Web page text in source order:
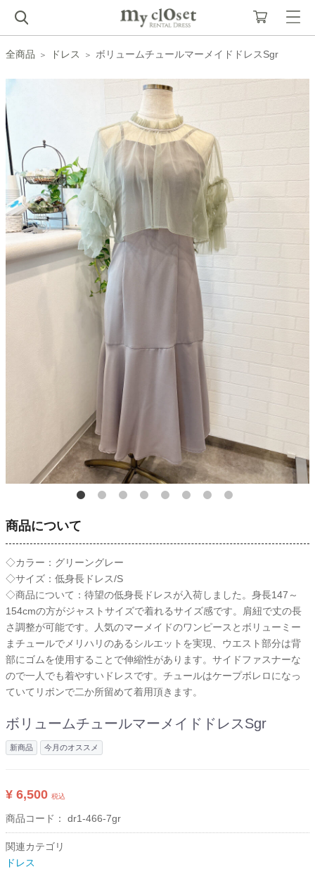
全商品 ドレス ボリュームチュールマーメイドドレスSgr
商品について
◇カラー：グリーングレー
◇サイズ：低身長ドレス/S
◇商品について：待望の低身長ドレスが入荷しました。身長147～
154cmの方がジャストサイズで着れるサイズ感です。肩紐で丈の長
さ調整が可能です。人気のマーメイドのワンピースとボリューミー
まチュールでメリハリのあるシルエットを実現、ウエスト部分は背
部にゴムを使用することで伸縮性があります。サイドファスナーな
ので一人でも着やすいドレスです。チュールはケープボレロになっ
ていてリボンで二か所留めて着用頂きます。
ボリュームチュールマーメイドドレスSgr
新商品 今月のオススメ
¥ 6,500 税込
商品コード： dr1-466-7gr
関連カテゴリ
ドレス